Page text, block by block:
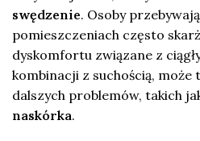
swędzenie. Osoby
pomieszczeniach często
dyskomfortu związane z
kombinacji z suchością,
dalszych problemów, takich
naskórka.